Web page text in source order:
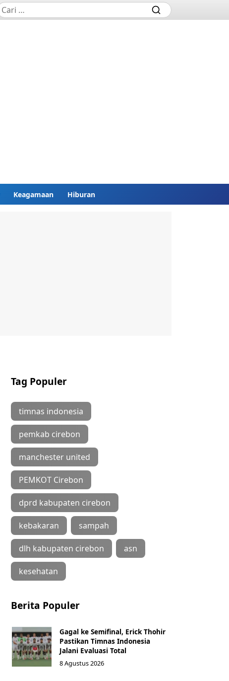
Keagamaan Hiburan
Tag Populer
timnas indonesia
pemkab cirebon
manchester united
PEMKOT Cirebon
dprd kabupaten cirebon
kebakaran sampah
dlh kabupaten cirebon asn
kesehatan
Berita Populer
Gagal ke Semifinal, Erick Thohir
Pastikan Timnas Indonesia
Jalani Evaluasi Total
8 Agustus 2026